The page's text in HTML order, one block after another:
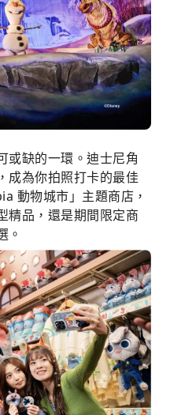
或缺的一環。迪士尼角
成為你拍照打卡的最佳
動物城市」主題商店，
精品，還是期間限定商
。